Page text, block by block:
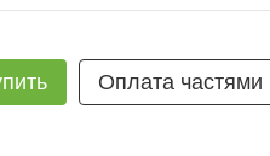
Оплата частями